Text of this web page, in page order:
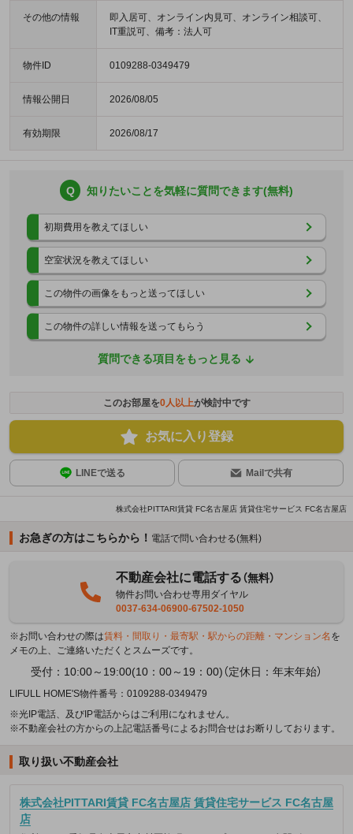
その他の情報
即入居可、オンライン内見可、オンライン相談可、
IT重説可、備考：法人可
物件ID 0109288-0349479
情報公開日 2026/08/05
有効期限 2026/08/17
Q 知りたいことを気軽に質問できます(無料)
初期費用を教えてほしい
空室状況を教えてほしい
この物件の画像をもっと送ってほしい
この物件の詳しい情報を送ってもらう
質問できる項目をもっと見る
このお部屋を0人以上が検討中です
お気に入り登録
LINEで送る Mailで共有
株式会社PITTARI賃貸 FC名古屋店 賃貸住宅サービス FC名古屋店
お急ぎの方はこちらから！ 電話で問い合わせる(無料)
不動産会社に電話する（無料）
物件お問い合わせ専用ダイヤル
0037-634-06900-67502-1050
※お問い合わせの際は賃料・間取り・最寄駅・駅からの距離・マンション名 を
メモの上、ご連絡いただくとスムーズです。
受付：10:00～19:00(10：00～19：00)（定休日：年末年始）
LIFULL HOME'S物件番号：0109288-0349479
※光IP電話、及びIP電話からはご利用になれません。
※不動産会社の方からの上記電話番号によるお問合せはお断りしております。
取り扱い不動産会社
株式会社PITTARI賃貸 FC名古屋店 賃貸住宅サービス FC名古屋
店